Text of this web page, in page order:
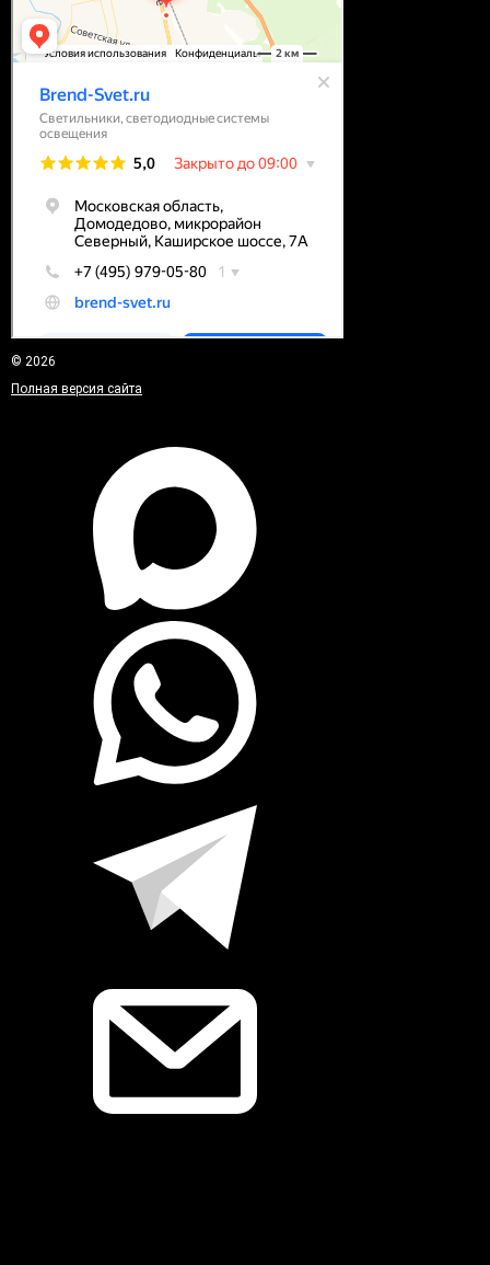
© 2026
Полная версия сайта